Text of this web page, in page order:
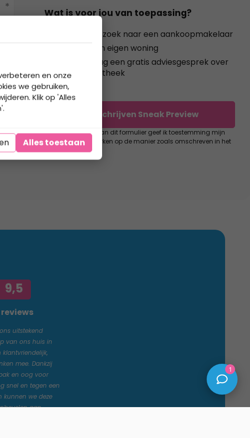
* Wat is voor jou van toepassing?
Ik ben op zoek naar een aankoopmakelaar
Ik heb een eigen woning
Ik wil graag een gratis adviesgesprek over
mijn hypotheek
Inschrijven Sneak Preview
Bij het verzenden van dit formulier geef ik toestemming mijn
gegevens te verwerken op de manier zoals omschreven in het
privacy statement
9,5
uitstekend
ons huis in
klantvriendelijk,
mee. Dankzij
en oog voor
snel en tegen een
kunnen we deze
aan
en onze
we gebruiken,
Klik op 'Alles
Alles toestaan
1